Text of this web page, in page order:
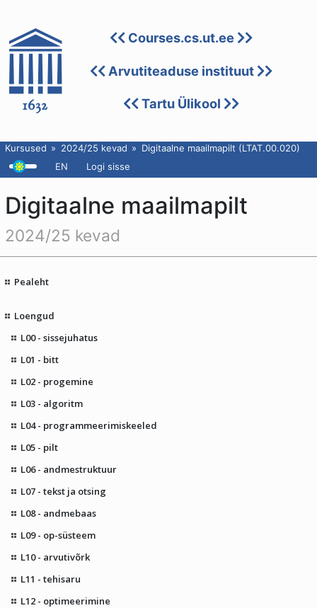
Courses.cs.ut.ee
Arvutiteaduse instituut
Tartu Ülikool
Kursused 2024/25 kevad
Digitaalne maailmapilt (LTAT.00.020)
EN
Logi sisse
Digitaalne maailmapilt
2024/25 kevad
Pealeht
Loengud
L00 - sissejuhatus
L01 - bitt
L02 - progemine
L03 - algoritm
L04 - programmeerimiskeeled
L05 - pilt
L06 - andmestruktuur
L07 - tekst ja otsing
L08 - andmebaas
L09 - op-süsteem
L10 - arvutivõrk
L11 - tehisaru
L12 - optimeerimine